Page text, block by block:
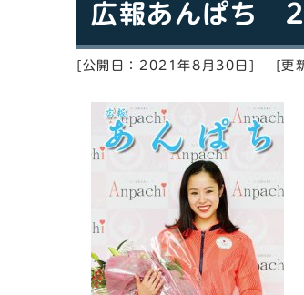
広報あんぱち
[公開日：2021年8月30日] [更